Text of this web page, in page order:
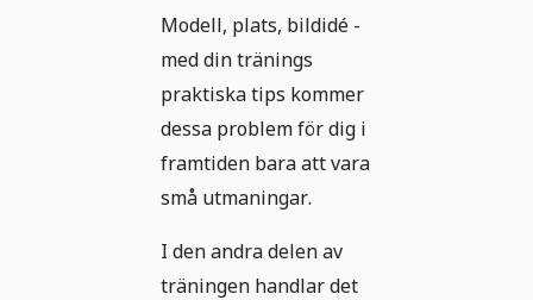
Modell, plats, bildidé -
med din tränings
praktiska tips kommer
dessa problem för dig i
framtiden bara att vara
små utmaningar.
I den andra delen av
träningen handlar det